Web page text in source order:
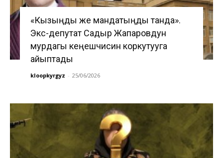
«Кызыңды же мандатыңды танда».
Экс-депутат Садыр Жапаровдун
мурдагы кеңешчисин коркутууга
айыптады
kloopkyrgyz - 25/06/2026